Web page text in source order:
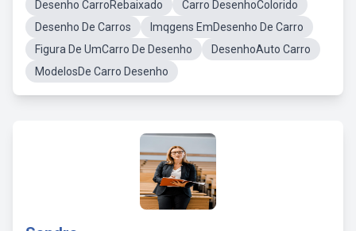
Desenho CarroRebaixado
Carro DesenhoColorido
Desenho De Carros
Imqgens EmDesenho De Carro
Figura De UmCarro De Desenho
DesenhoAuto Carro
ModelosDe Carro Desenho